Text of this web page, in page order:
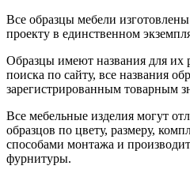
Все образцы мебели
проекту в единственном
Образцы имеют названия для их
поиска по сайту, все названия
зарегистрированным товарным
Все мебельные изделия могут
образцов по цвету, размеру,
способами монтажа и
фурнитуры.